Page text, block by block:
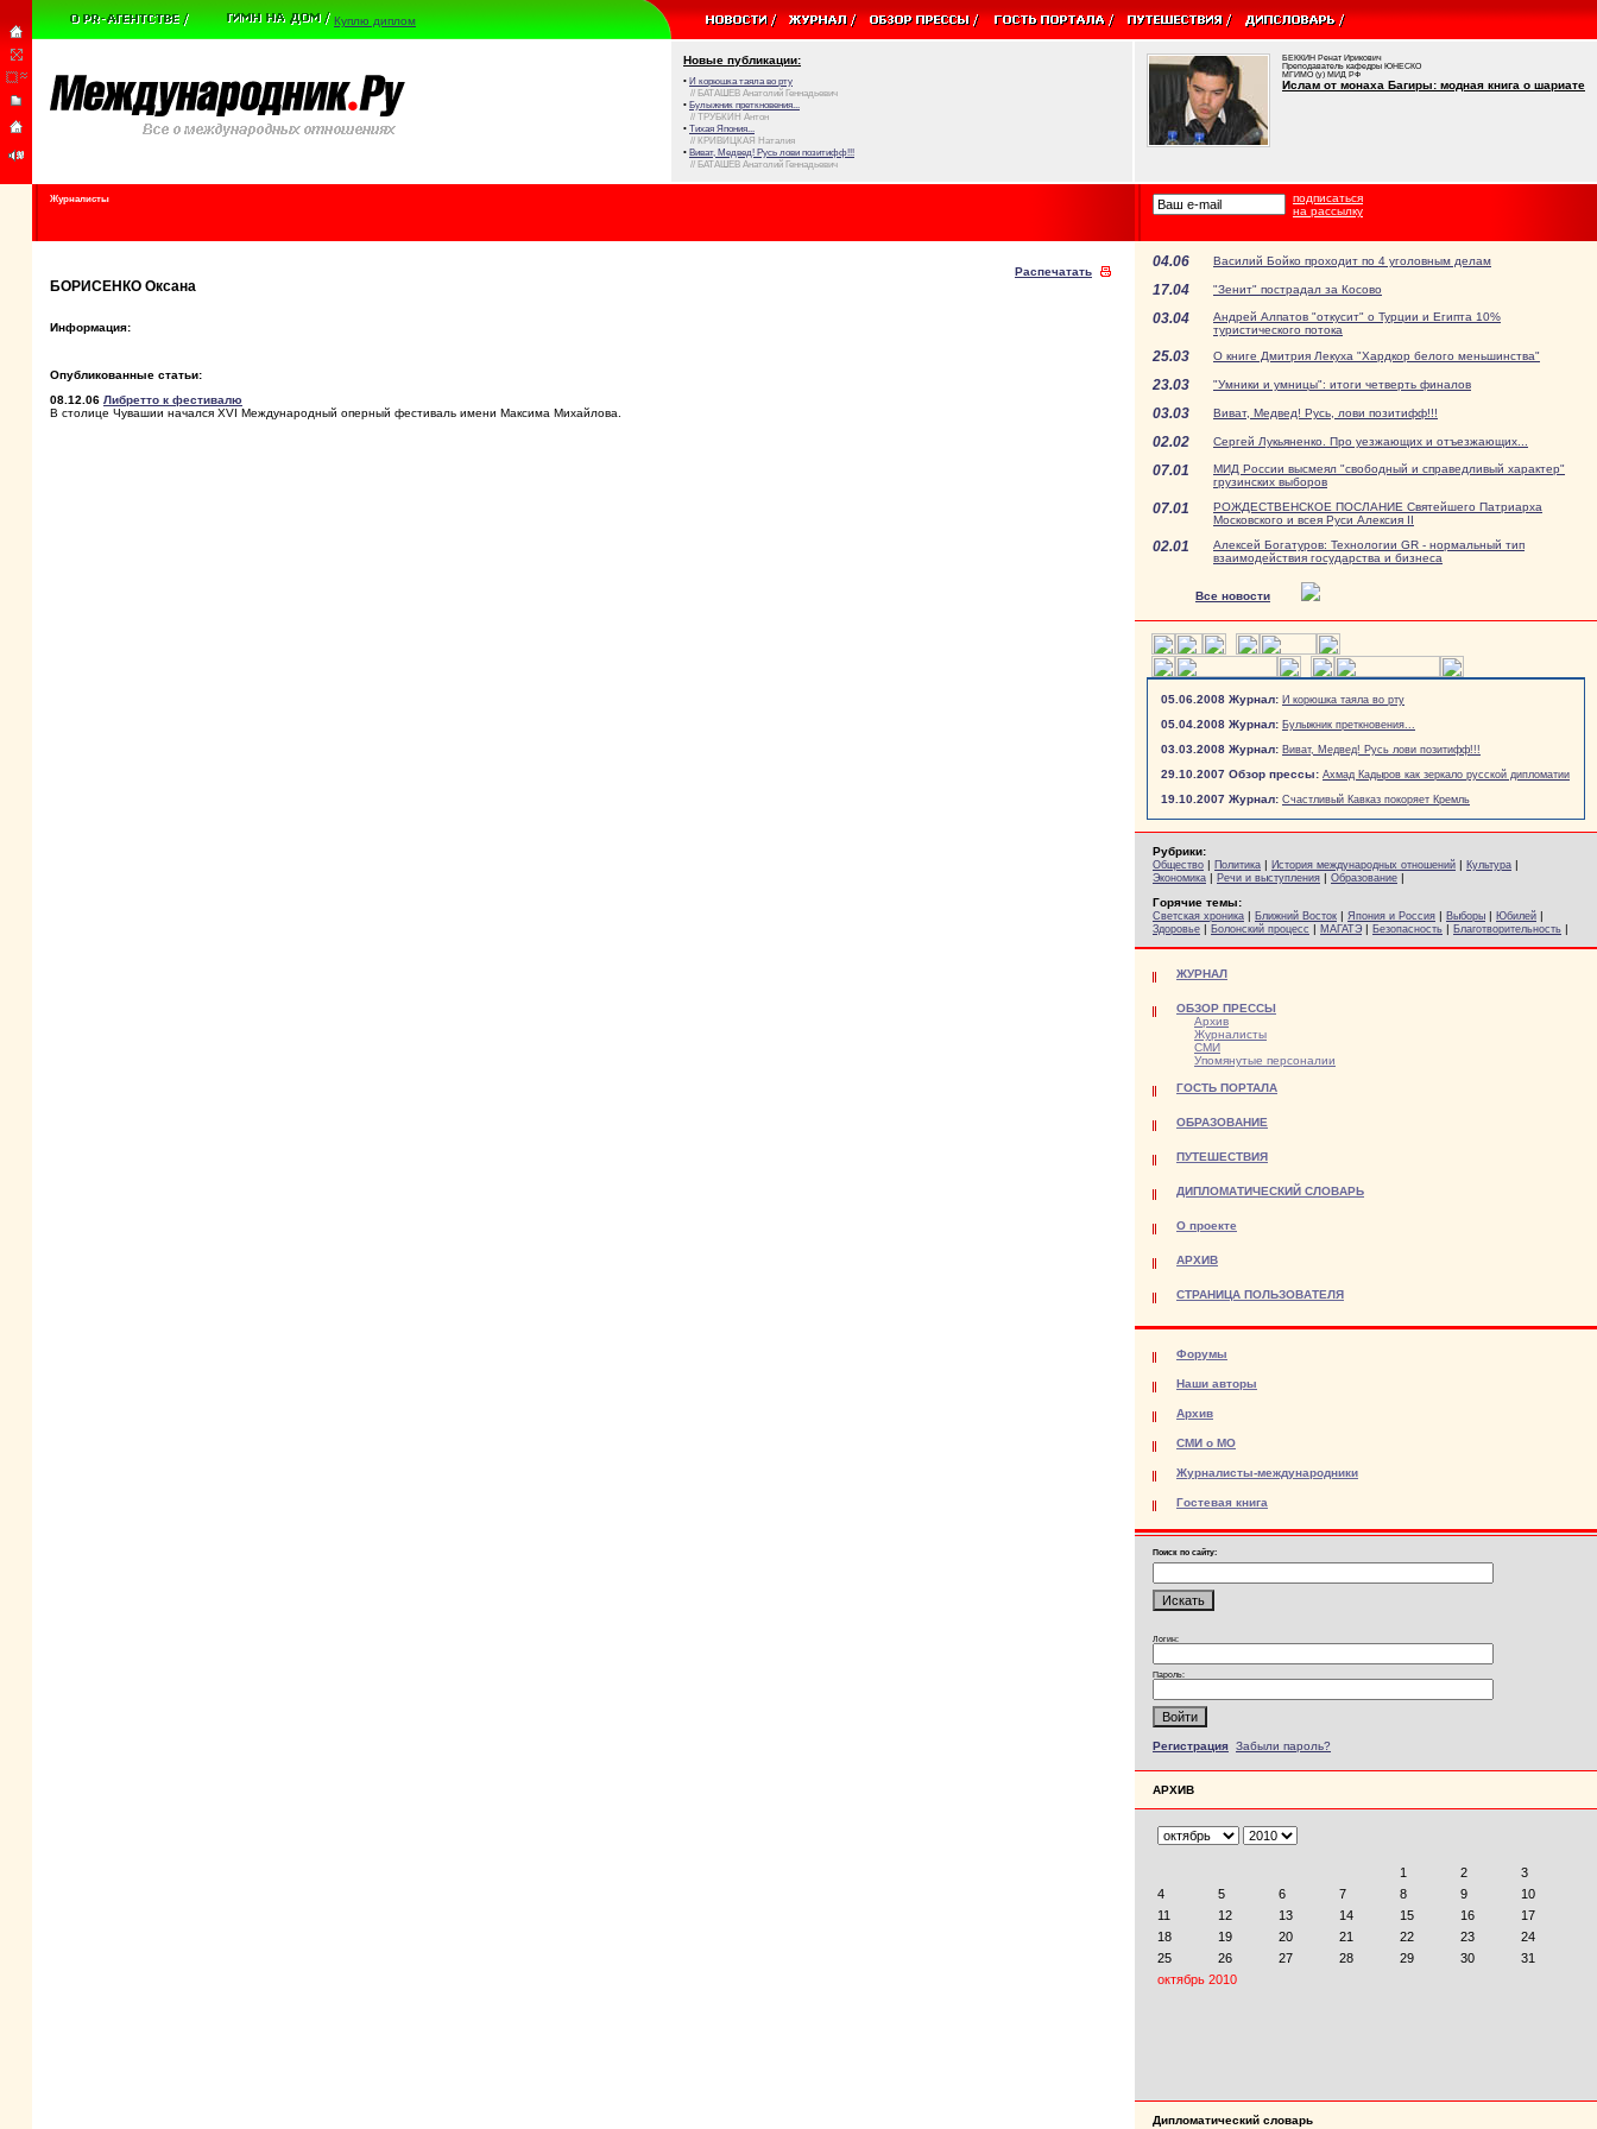
Куплю диплом
Новые публикации:
• И корюшка таяла во рту
// БАТАШЕВ Анатолий Геннадьевич
• Булыжник преткновения...
// ТРУБКИН Антон
• Тихая Япония...
// КРИВИЦКАЯ Наталия
• Виват, Медвед! Русь лови позитифф!!!
// БАТАШЕВ Анатолий Геннадьевич
БЕККИН Ренат Ирикович
Преподаватель кафедры ЮНЕСКО
МГИМО (у) МИД РФ
Ислам от монаха Багиры: модная книга о шариате
Журналисты
подписаться
на рассылку
Распечатать
БОРИСЕНКО Оксана
Информация:
Опубликованные статьи:
08.12.06 Либретто к фестивалю
В столице Чувашии начался XVI Международный оперный фестиваль имени Максима Михайлова.
04.06 Василий Бойко проходит по 4 уголовным делам
17.04 "Зенит" пострадал за Косово
03.04
Андрей Алпатов "откусит" о Турции и Египта 10%
туристического потока
25.03 О книге Дмитрия Лекуха "Хардкор белого меньшинства"
23.03 "Умники и умницы": итоги четверть финалов
03.03 Виват, Медвед! Русь, лови позитифф!!!
02.02 Сергей Лукьяненко. Про уезжающих и отъезжающих...
07.01
МИД России высмеял "свободный и справедливый характер"
грузинских выборов
07.01
РОЖДЕСТВЕНСКОЕ ПОСЛАНИЕ Святейшего Патриарха
Московского и всея Руси Алексия II
02.01
Алексей Богатуров: Технологии GR - нормальный тип
взаимодействия государства и бизнеса
Все новости
05.06.2008 Журнал: И корюшка таяла во рту
05.04.2008 Журнал: Булыжник преткновения...
03.03.2008 Журнал: Виват, Медвед! Русь лови позитифф!!!
29.10.2007 Обзор прессы: Ахмад Кадыров как зеркало русской дипломатии
19.10.2007 Журнал: Счастливый Кавказ покоряет Кремль
Рубрики:
Общество | Политика | История международных отношений | Культура |
Экономика | Речи и выступления | Образование |
Горячие темы:
Светская хроника | Ближний Восток | Япония и Россия | Выборы | Юбилей |
Здоровье | Болонский процесс | МАГАТЭ | Безопасность | Благотворительность |
ЖУРНАЛ
ОБЗОР ПРЕССЫ
Архив
Журналисты
СМИ
Упомянутые персоналии
ГОСТЬ ПОРТАЛА
ОБРАЗОВАНИЕ
ПУТЕШЕСТВИЯ
ДИПЛОМАТИЧЕСКИЙ СЛОВАРЬ
О проекте
АРХИВ
СТРАНИЦА ПОЛЬЗОВАТЕЛЯ
Форумы
Наши авторы
Архив
СМИ о МО
Журналисты-международники
Гостевая книга
Поиск по сайту:
Логин:
Пароль:
Регистрация Забыли пароль?
АРХИВ
Дипломатический словарь